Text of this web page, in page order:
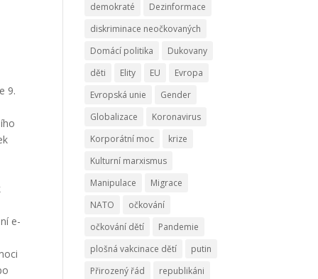
9.
e-
demokraté
Dezinformace
diskriminace neočkovaných
Domácí politika
Dukovany
děti
Elity EU
Evropa
Evropská unie
Gender
Globalizace
Koronavirus
Korporátní moc
krize
Kulturní marxismus
Manipulace
Migrace
NATO
očkování
očkování dětí
Pandemie
plošná vakcinace dětí
putin
Přirozený řád
republikáni